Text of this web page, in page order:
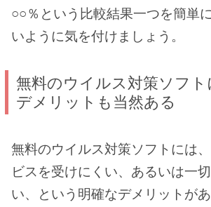
○○％という比較結果一つを簡単
いように気を付けましょう。
無料のウイルス対策ソフト
デメリットも当然ある
無料のウイルス対策ソフトには
ビスを受けにくい、あるいは一
い、という明確なデメリットがあ